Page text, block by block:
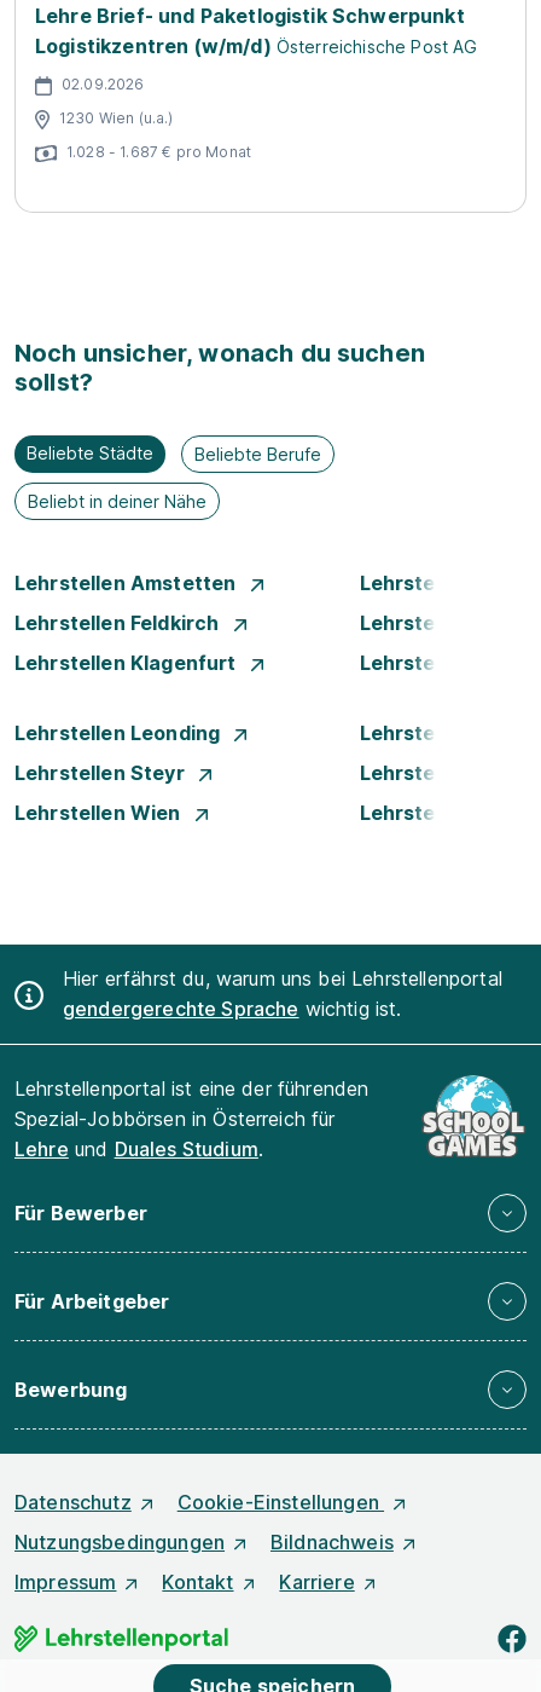
Lehre Brief- und Paketlogistik Schwerpunkt
Logistikzentren (w/m/d) Österreichische Post AG
02.09.2026
1230 Wien (u.a.)
1.028 - 1.687 € pro Monat
Suche speichern
Noch unsicher, wonach du suchen
sollst?
Beliebte Städte Beliebte Berufe
Beliebt in deiner Nähe
Lehrstellen Amstetten
Lehrstellen
Lehrstellen Feldkirch
Lehrstellen Graz
Lehrstellen Klagenfurt
Lehrstellen
Lehrstellen Leonding
Lehrstellen Linz
Lehrstellen Steyr
Lehrstellen Traun
Lehrstellen Wien
Lehrstellen
Hier erfährst du, warum uns bei Lehrstellenportal
gendergerechte Sprache wichtig ist.
Lehrstellenportal ist eine der führenden
Spezial-Jobbörsen in Österreich für
Lehre und Duales Studium.
Für Bewerber
Für Arbeitgeber
Bewerbung
Datenschutz
Cookie-Einstellungen
Nutzungsbedingungen
Bildnachweis
Impressum
Kontakt Karriere